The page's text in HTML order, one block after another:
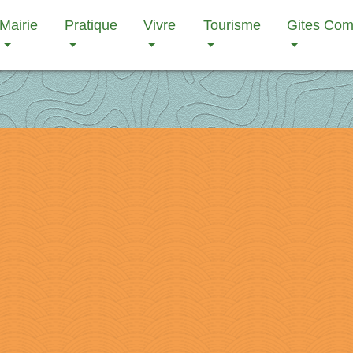
Mairie Pratique Vivre Tourisme Gites